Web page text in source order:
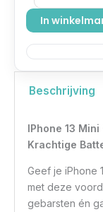
In
Beschrijving
IPhone 13
Krachtige
Geef je iPhone
met deze
gebarsten én